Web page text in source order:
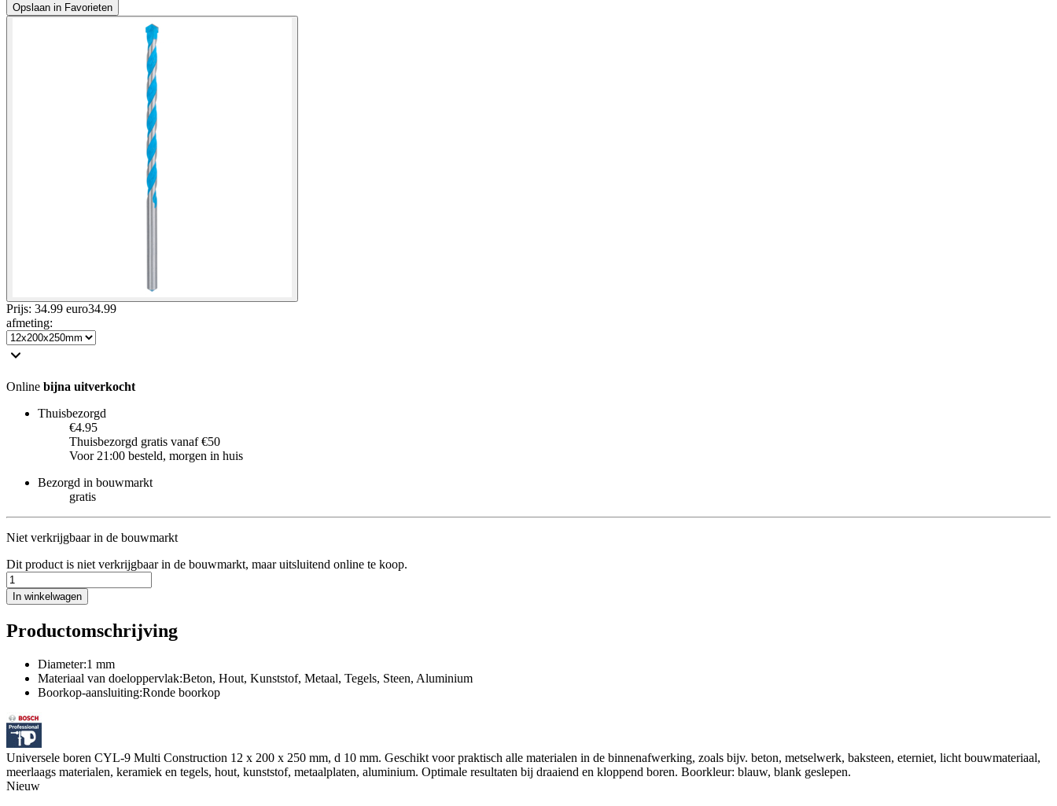
Opslaan in Favorieten
Prijs: 34.99 euro34.99
afmeting:
Online bijna uitverkocht
Thuisbezorgd
€4.95
Thuisbezorgd gratis vanaf €50
Voor 21:00 besteld, morgen in huis
Bezorgd in bouwmarkt
gratis
Niet verkrijgbaar in de bouwmarkt
Dit product is niet verkrijgbaar in de bouwmarkt, maar uitsluitend online te koop.
In winkelwagen
Productomschrijving
Diameter:1 mm
Materiaal van doeloppervlak:Beton, Hout, Kunststof, Metaal, Tegels, Steen, Aluminium
Boorkop-aansluiting:Ronde boorkop
Universele boren CYL-9 Multi Construction 12 x 200 x 250 mm, d 10 mm. Geschikt voor praktisch alle materialen in de binnenafwerking, zoals bijv. beton, metselwerk, baksteen, eterniet, licht bouwmateriaal,
meerlaags materialen, keramiek en tegels, hout, kunststof, metaalplaten, aluminium. Optimale resultaten bij draaiend en kloppend boren. Boorkleur: blauw, blank geslepen.
Nieuw